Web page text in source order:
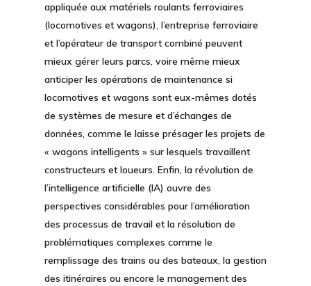
appliquée aux matériels roulants ferroviaires
(locomotives et wagons), l’entreprise ferroviaire
et l’opérateur de transport combiné peuvent
mieux gérer leurs parcs, voire même mieux
anticiper les opérations de maintenance si
locomotives et wagons sont eux-mêmes dotés
de systèmes de mesure et d’échanges de
données, comme le laisse présager les projets de
« wagons intelligents » sur lesquels travaillent
constructeurs et loueurs. Enfin, la révolution de
l’intelligence artificielle (IA) ouvre des
perspectives considérables pour l’amélioration
des processus de travail et la résolution de
problématiques complexes comme le
remplissage des trains ou des bateaux, la gestion
des itinéraires ou encore le management des